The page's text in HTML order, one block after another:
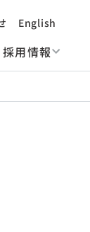
English
採用情報